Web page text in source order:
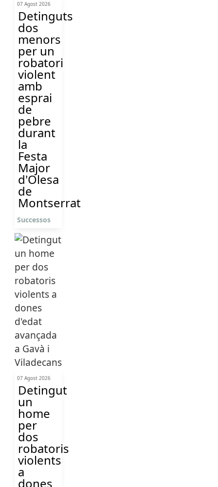
07 Agost 2026
Detinguts
dos
menors
per un
robatori
violent
amb
esprai
de
pebre
durant
la
Festa
Major
d'Olesa
de
Montserrat
Successos
07 Agost 2026
Detingut
un
home
per
dos
robatoris
violents
a
dones